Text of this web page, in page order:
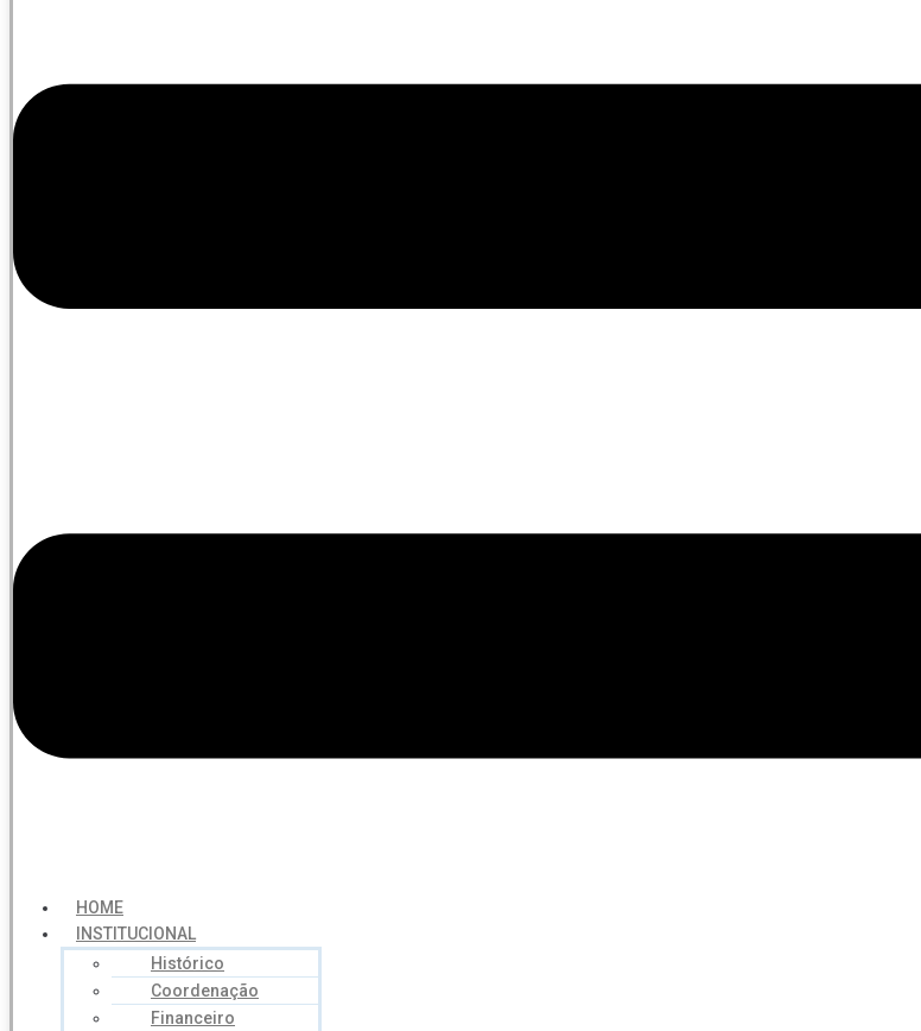
HOME
INSTITUCIONAL
Histórico
Coordenação
Financeiro